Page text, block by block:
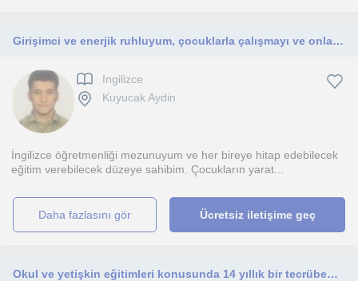
Girişimci ve enerjik ruhluyum, çocuklarla çalışmayı ve onlarla beraber olmayı seviyorum
Ingilizce
Kuyucak Aydin
İngilizce öğretmenliği mezunuyum ve her bireye hitap edebilecek
eğitim verebilecek düzeye sahibim. Çocukların yarat...
daha fazlasını gör Ücretsiz iletişime geç
Okul ve yetişkin eğitimleri konusunda 14 yıllık bir tecrübem var